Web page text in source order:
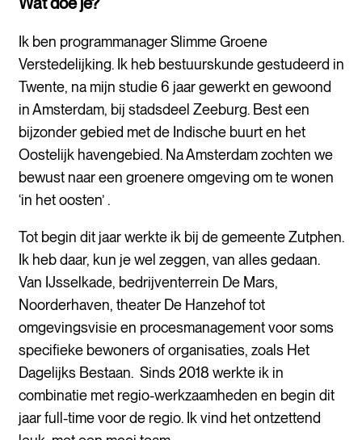
Ik ben programmanager Slimme Groene
Verstedelijking. Ik heb bestuurskunde gestudeerd in
Twente, na mijn studie 6 jaar gewerkt en gewoond
in Amsterdam, bij stadsdeel Zeeburg. Best een
bijzonder gebied met de Indische buurt en het
Oostelijk havengebied. Na Amsterdam zochten we
bewust naar een groenere omgeving om te wonen
‘in het oosten’ .
Tot begin dit jaar werkte ik bij de gemeente Zutphen.
Ik heb daar, kun je wel zeggen, van alles gedaan.
Van IJsselkade, bedrijventerrein De Mars,
Noorderhaven, theater De Hanzehof tot
omgevingsvisie en procesmanagement voor soms
specifieke bewoners of organisaties, zoals Het
Dagelijks Bestaan. Sinds 2018 werkte ik in
combinatie met regio-werkzaamheden en begin dit
jaar full-time voor de regio. Ik vind het ontzettend